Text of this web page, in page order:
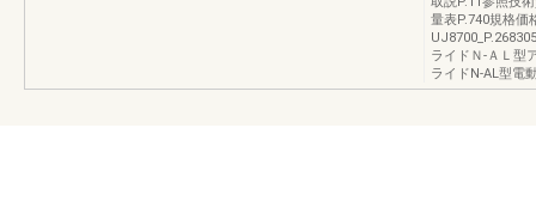
量表P.740規格価
ライドＮ-ＡＬ型
ライドN-AL型電